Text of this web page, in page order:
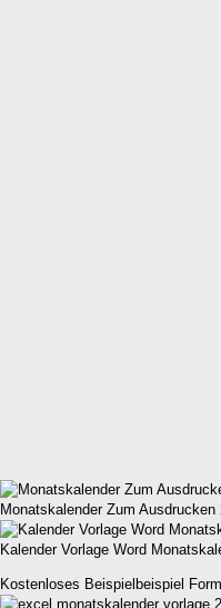
Monatskalender Zum
Kalender Vorlage Word
Kostenloses Beispielbeispiel